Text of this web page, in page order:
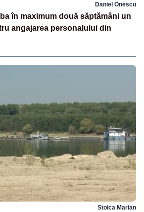
Daniel Onescu
în maximum două săptămâni un
angajarea personalului din
Stoica Marian